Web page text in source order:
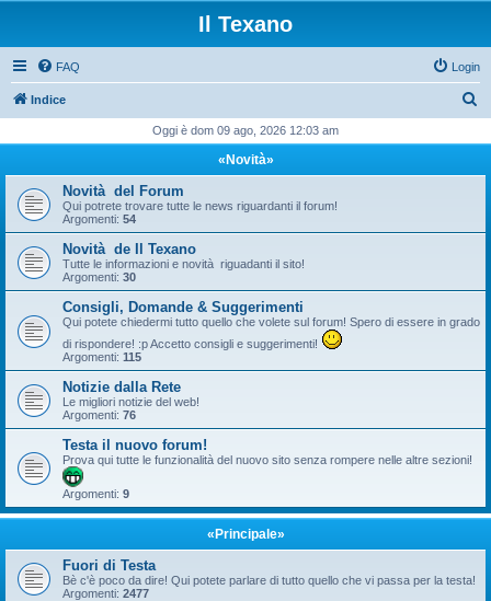
Il Texano
FAQ Login
Indice
c
Oggi è dom 09 ago, 2026 12:03 am
«Novità»
Novità del Forum
Qui potrete trovare tutte le news riguardanti il forum!
Argomenti: 54
Novità de Il Texano
Tutte le informazioni e novità riguadanti il sito!
Argomenti: 30
Consigli, Domande & Suggerimenti
Qui potete chiedermi tutto quello che volete sul forum! Spero di essere in grado
di rispondere! :p Accetto consigli e suggerimenti!
Argomenti: 115
Notizie dalla Rete
Le migliori notizie del web!
Argomenti: 76
Testa il nuovo forum!
Prova qui tutte le funzionalità del nuovo sito senza rompere nelle altre sezioni!
Argomenti: 9
«Principale»
Fuori di Testa
Bè c'è poco da dire! Qui potete parlare di tutto quello che vi passa per la testa!
Argomenti: 2477